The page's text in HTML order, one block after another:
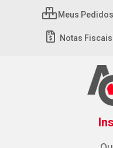
Meus Pedidos
Notas Fiscais